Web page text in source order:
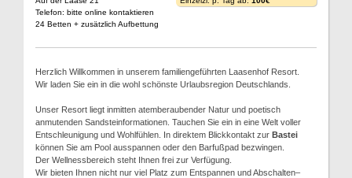
Telefon: bitte online kontaktieren
24 Betten + zusätzlich Aufbettung
Herzlich Willkommen in unserem familiengeführten Laasenhof Resort.
Wir laden Sie ein in die wohl schönste Urlaubsregion Deutschlands.
Unser Resort liegt inmitten atemberaubender Natur und poetisch
anmutenden Sandsteinformationen. Tauchen Sie ein in eine Welt voller
Entschleunigung und Wohlfühlen. In direktem Blickkontakt zur Bastei
können Sie am Pool ausspannen oder den Barfußpad bezwingen.
Der Wellnessbereich steht Ihnen frei zur Verfügung.
Wir bieten Ihnen nicht nur viel Platz zum Entspannen und Abschalten–